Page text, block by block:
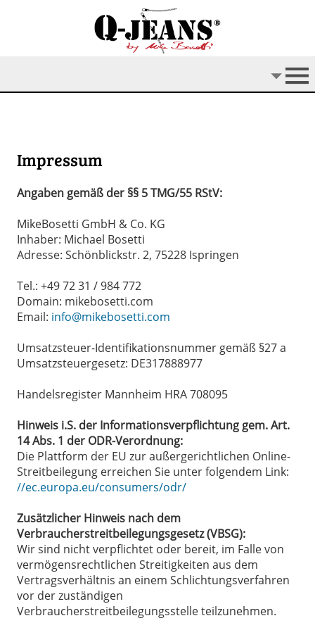
Impressum
Angaben gemäß der §§ 5 TMG/55 RStV:
MikeBosetti GmbH & Co. KG
Inhaber: Michael Bosetti
Adresse: Schönblickstr. 2, 75228 Ispringen
Tel.: +49 72 31 / 984 772
Domain: mikebosetti.com
Email: info@mikebosetti.com
Umsatzsteuer-Identifikationsnummer gemäß §27 a
Umsatzsteuergesetz: DE317888977
Handelsregister Mannheim HRA 708095
Hinweis i.S. der Informationsverpflichtung gem. Art.
14 Abs. 1 der ODR-Verordnung:
Die Plattform der EU zur außergerichtlichen Online-
Streitbeilegung erreichen Sie unter folgendem Link:
//ec.europa.eu/consumers/odr/
Zusätzlicher Hinweis nach dem
Verbraucherstreitbeilegungsgesetz (VBSG):
Wir sind nicht verpflichtet oder bereit, im Falle von
vermögensrechtlichen Streitigkeiten aus dem
Vertragsverhältnis an einem Schlichtungsverfahren
vor der zuständigen
Verbraucherstreitbeilegungsstelle teilzunehmen.